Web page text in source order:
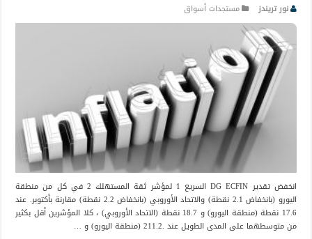
نور تريندز مستجدات أسواق
انخفض تقدير DG ECFIN السريع 1 لمؤشر ثقة المستهلك 2 في كل من منطقة
اليورو (بانخفاض 2.1 نقطة) والاتحاد الأوروبي (بانخفاض 2.2 نقطة) مقارنة بأكتوبر. عند
17.6 نقطة (منطقة اليورو) و 18.7 نقطة (الاتحاد الأوروبي) ، كلا المؤشرين أقل بكثير
من متوسطهما على المدى الطويل عند .211.2 (منطقة اليورو) و …